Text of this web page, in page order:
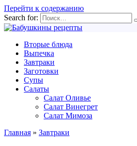
Перейти к содержанию
Search for:
Вторые блюда
Выпечка
Завтраки
Заготовки
Супы
Салаты
Салат Оливье
Салат Винегрет
Салат Мимоза
Главная » Завтраки